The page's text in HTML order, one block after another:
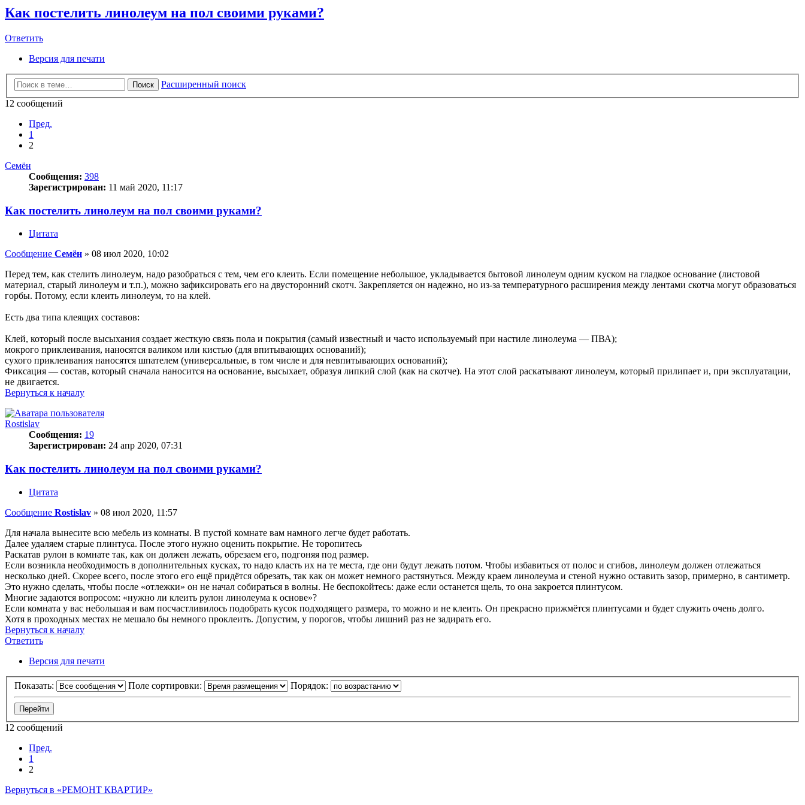
Как постелить линолеум на пол своими руками?
Ответить
Ответить
Версия для печати
Поиск
Расширенный поиск
12 сообщений
Пред.
1
2
Семён
Сообщения: 398
Зарегистрирован: 11 май 2020, 11:17
Как постелить линолеум на пол своими руками?
Цитата
Сообщение Семён » 08 июл 2020, 10:02
Перед тем, как стелить линолеум, надо разобраться с тем, чем его клеить. Если помещение небольшое, укладывается бытовой линолеум одним куском на гладкое основание (листовой
материал, старый линолеум и т.п.), можно зафиксировать его на двусторонний скотч. Закрепляется он надежно, но из-за температурного расширения между лентами скотча могут образоваться
горбы. Потому, если клеить линолеум, то на клей.
Есть два типа клеящих составов:
Клей, который после высыхания создает жесткую связь пола и покрытия (самый известный и часто используемый при настиле линолеума — ПВА);
мокрого приклеивания, наносятся валиком или кистью (для впитывающих оснований);
сухого приклеивания наносятся шпателем (универсальные, в том числе и для невпитывающих оснований);
Фиксация — состав, который сначала наносится на основание, высыхает, образуя липкий слой (как на скотче). На этот слой раскатывают линолеум, который прилипает и, при эксплуатации,
не двигается.
Вернуться к началу
Rostislav
Сообщения: 19
Зарегистрирован: 24 апр 2020, 07:31
Как постелить линолеум на пол своими руками?
Цитата
Сообщение Rostislav » 08 июл 2020, 11:57
Для начала вынесите всю мебель из комнаты. В пустой комнате вам намного легче будет работать.
Далее удаляем старые плинтуса. После этого нужно оценить покрытие. Не торопитесь
Раскатав рулон в комнате так, как он должен лежать, обрезаем его, подгоняя под размер.
Если возникла необходимость в дополнительных кусках, то надо класть их на те места, где они будут лежать потом. Чтобы избавиться от полос и сгибов, линолеум должен отлежаться
несколько дней. Скорее всего, после этого его ещё придётся обрезать, так как он может немного растянуться. Между краем линолеума и стеной нужно оставить зазор, примерно, в сантиметр.
Это нужно сделать, чтобы после «отлежки» он не начал собираться в волны. Не беспокойтесь: даже если останется щель, то она закроется плинтусом.
Многие задаются вопросом: «нужно ли клеить рулон линолеума к основе»?
Если комната у вас небольшая и вам посчастливилось подобрать кусок подходящего размера, то можно и не клеить. Он прекрасно прижмётся плинтусами и будет служить очень долго.
Хотя в проходных местах не мешало бы немного проклеить. Допустим, у порогов, чтобы лишний раз не задирать его.
Вернуться к началу
Ответить
Ответить
Версия для печати
Показать: Поле сортировки: Порядок:
12 сообщений
Пред.
1
2
Вернуться в «РЕМОНТ КВАРТИР»